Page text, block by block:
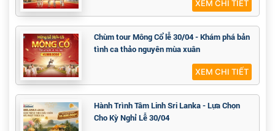
XEM CHI TIẾT
Chùm tour Mông Cổ lễ 30/04 - Khám phá bản
tình ca thảo nguyên mùa xuân
XEM CHI TIẾT
Hành Trình Tâm Linh Sri Lanka - Lựa Chọn
Cho Kỳ Nghỉ Lễ 30/04